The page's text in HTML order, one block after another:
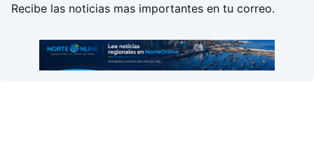
Recibe las noticias mas importantes en tu correo.